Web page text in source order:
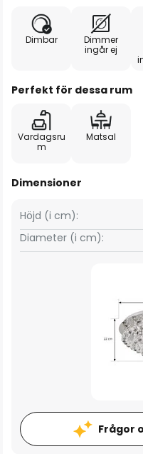
Dimbar
Dimmer
ingår ej
Perfekt för dessa rum
Vardagsru
m
Matsal
Dimensioner
Höjd (i cm):
Diameter (i cm):
Frågor